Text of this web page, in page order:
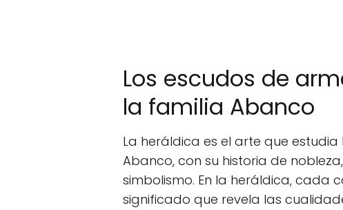
Los escudos de
la familia Abanco
La heráldica es el arte que
Abanco, con su historia de
simbolismo. En la heráldica, cada
significado que revela las